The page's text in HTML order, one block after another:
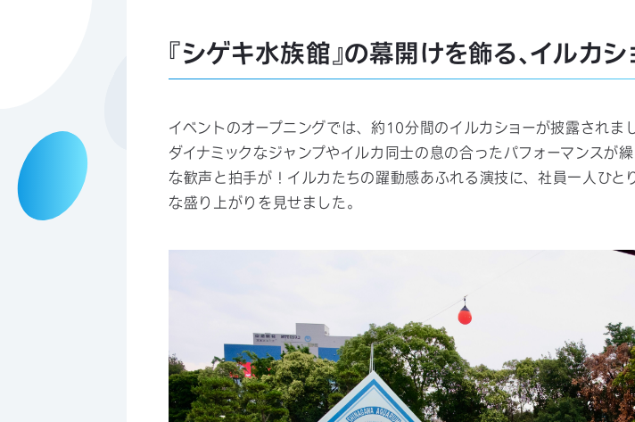
『シゲキ水族館』の幕開けを飾る、イルカシ
イベントのオープニングでは、約10分間のイルカショーが披露されまし
ダイナミックなジャンプやイルカ同士の息の合ったパフォーマンスが
な歓声と拍手が！イルカたちの躍動感あふれる演技に、社員一人ひと
な盛り上がりを見せました。